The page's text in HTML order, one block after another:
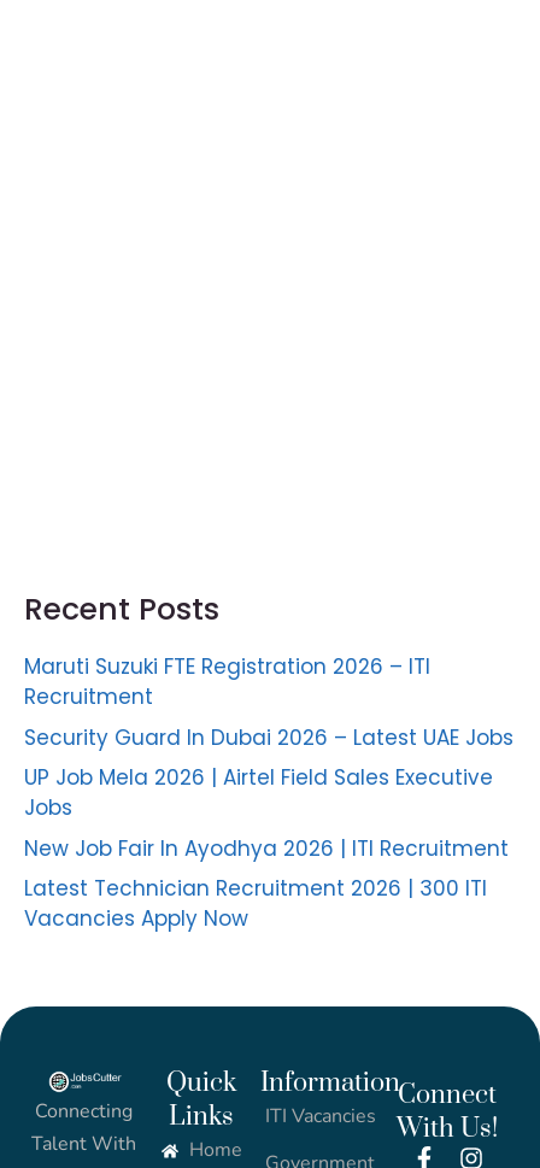
Recent Posts
Maruti Suzuki FTE Registration 2026 – ITI
Recruitment
Security Guard In Dubai 2026 – Latest UAE Jobs
UP Job Mela 2026 | Airtel Field Sales Executive
Jobs
New Job Fair In Ayodhya 2026 | ITI Recruitment
Latest Technician Recruitment 2026 | 300 ITI
Vacancies Apply Now
Connecting
Talent With
Quick
Links
Home
Information
ITI Vacancies
Connect
With Us!